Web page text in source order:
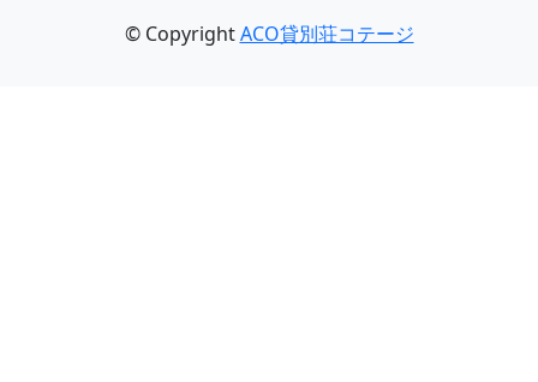
© CopyrightACO貸別荘コテージ